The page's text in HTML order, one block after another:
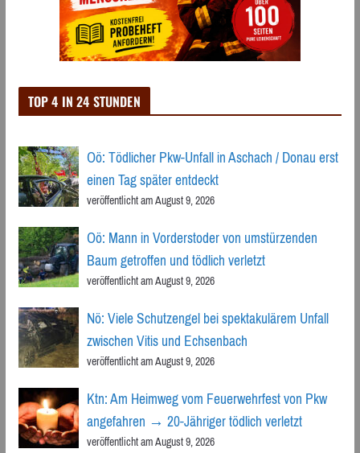
TOP 4 IN 24 STUNDEN
Oö: Tödlicher Pkw-Unfall in Aschach / Donau erst
einen Tag später entdeckt
veröffentlicht am August 9, 2026
Oö: Mann in Vorderstoder von umstürzenden
Baum getroffen und tödlich verletzt
veröffentlicht am August 9, 2026
Nö: Viele Schutzengel bei spektakulärem Unfall
zwischen Vitis und Echsenbach
veröffentlicht am August 9, 2026
Ktn: Am Heimweg vom Feuerwehrfest von Pkw
angefahren → 20-Jähriger tödlich verletzt
veröffentlicht am August 9, 2026